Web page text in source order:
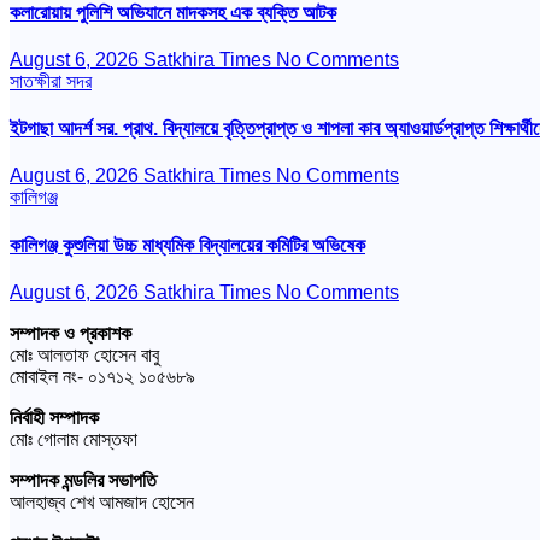
কলারোয়ায় পুলিশি অভিযানে মাদকসহ এক ব্যক্তি আটক
August 6, 2026 Satkhira Times No Comments
সাতক্ষীরা সদর
ইটগাছা আদর্শ সর. প্রাথ. বিদ্যালয়ে বৃত্তিপ্রাপ্ত ও শাপলা কাব অ্যাওয়ার্ডপ্রাপ্ত
August 6, 2026 Satkhira Times No Comments
কালিগঞ্জ
কালিগঞ্জ কুশুলিয়া উচ্চ মাধ্যমিক বিদ্যালয়ের কমিটির অভিষেক
August 6, 2026 Satkhira Times No Comments
সম্পাদক ও প্রকাশক
মোঃ আলতাফ হোসেন বাবু
মোবাইল নং- ০১৭১২ ১০৫৬৮৯
নির্বাহী সম্পাদক
মোঃ গোলাম মোস্তফা
সম্পাদক মন্ডলির সভাপতি
আলহাজ্ব শেখ আমজাদ হোসেন